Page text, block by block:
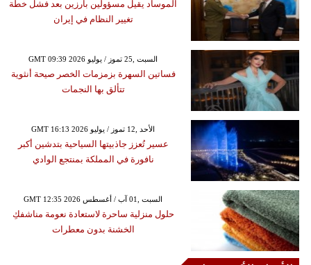
الموساد يقيل مسؤولين بارزين بعد فشل خطة
تغيير النظام في إيران
GMT 09:39 2026 السبت ,25 تموز / يوليو
فساتين السهرة بزمزمات الخصر صيحة أنثوية
تتألق بها النجمات
GMT 16:13 2026 الأحد ,12 تموز / يوليو
عسير تُعزز جاذبيتها السياحية بتدشين أكبر
نافورة في المملكة بمنتجع الوادي
GMT 12:35 2026 السبت ,01 آب / أغسطس
حلول منزلية ساحرة لاستعادة نعومة مناشفكِ
الخشنة بدون معطرات